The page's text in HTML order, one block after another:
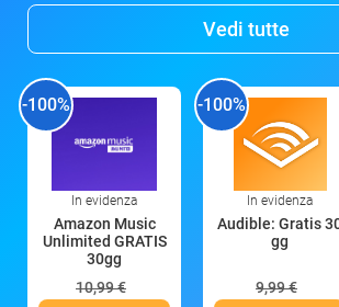
Vedi tutte
-100%
In evidenza
Amazon Music
Unlimited GRATIS
30gg
10,99 €
-100%
In evidenza
Audible: Gratis
gg
9,99 €